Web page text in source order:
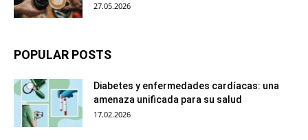
27.05.2026
POPULAR POSTS
Diabetes y enfermedades cardíacas: una
amenaza unificada para su salud
17.02.2026